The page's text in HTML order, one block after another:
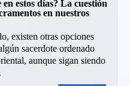
estos días? La cuestión
en nuestros
existen otras opciones
sacerdote ordenado
aunque sigan siendo